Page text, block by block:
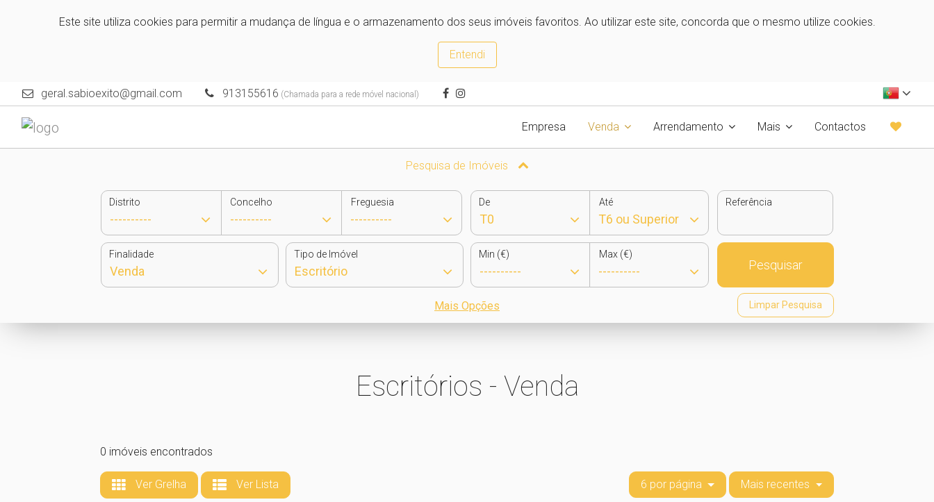
Este site utiliza cookies para permitir a mudança de língua e o armazenamento dos seus imóveis favoritos. Ao utilizar este site, concorda que o mesmo utilize cookies.
Entendi
geral.sabioexito@gmail.com 913155616 (Chamada para a rede móvel nacional)
Empresa Venda Arrendamento Mais Contactos
Pesquisa de Imóveis
Distrito Concelho Freguesia De Até Referência
Finalidade Tipo de Imóvel Min (€) Max (€)
Pesquisar
Mais Opções Limpar Pesquisa
Escritórios - Venda
0 imóveis encontrados
Ver Grelha Ver Lista 6 por página Mais recentes